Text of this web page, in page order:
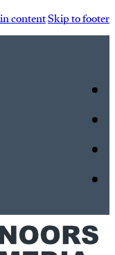
contentSkip to footer